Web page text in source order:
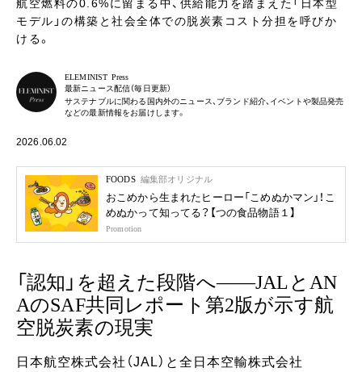
航空燃料の0.6%に留まる中、供給能力を踏まえた「日本型
モデル」の構築と社会全体での脱炭素コスト分担を呼びか
ける。
ELEMINIST Press
最新ニュース配信（毎日更新）
サステナブルに関わる国内外のニュース、ブランド紹介、イベントや製品発売
などの最新情報をお届けします。
2026.06.02
FOODS 編集部オリジナル
おこめから生まれたヒーロー「こめぬかマン」！こ
めぬかって知ってる？【つの食品物語１】
Promotion
「認知」を超えた段階へ——JALとAN
AのSAF共同レポート第2版が示す航
空脱炭素の現実
日本航空株式会社（JAL）と全日本空輸株式会社